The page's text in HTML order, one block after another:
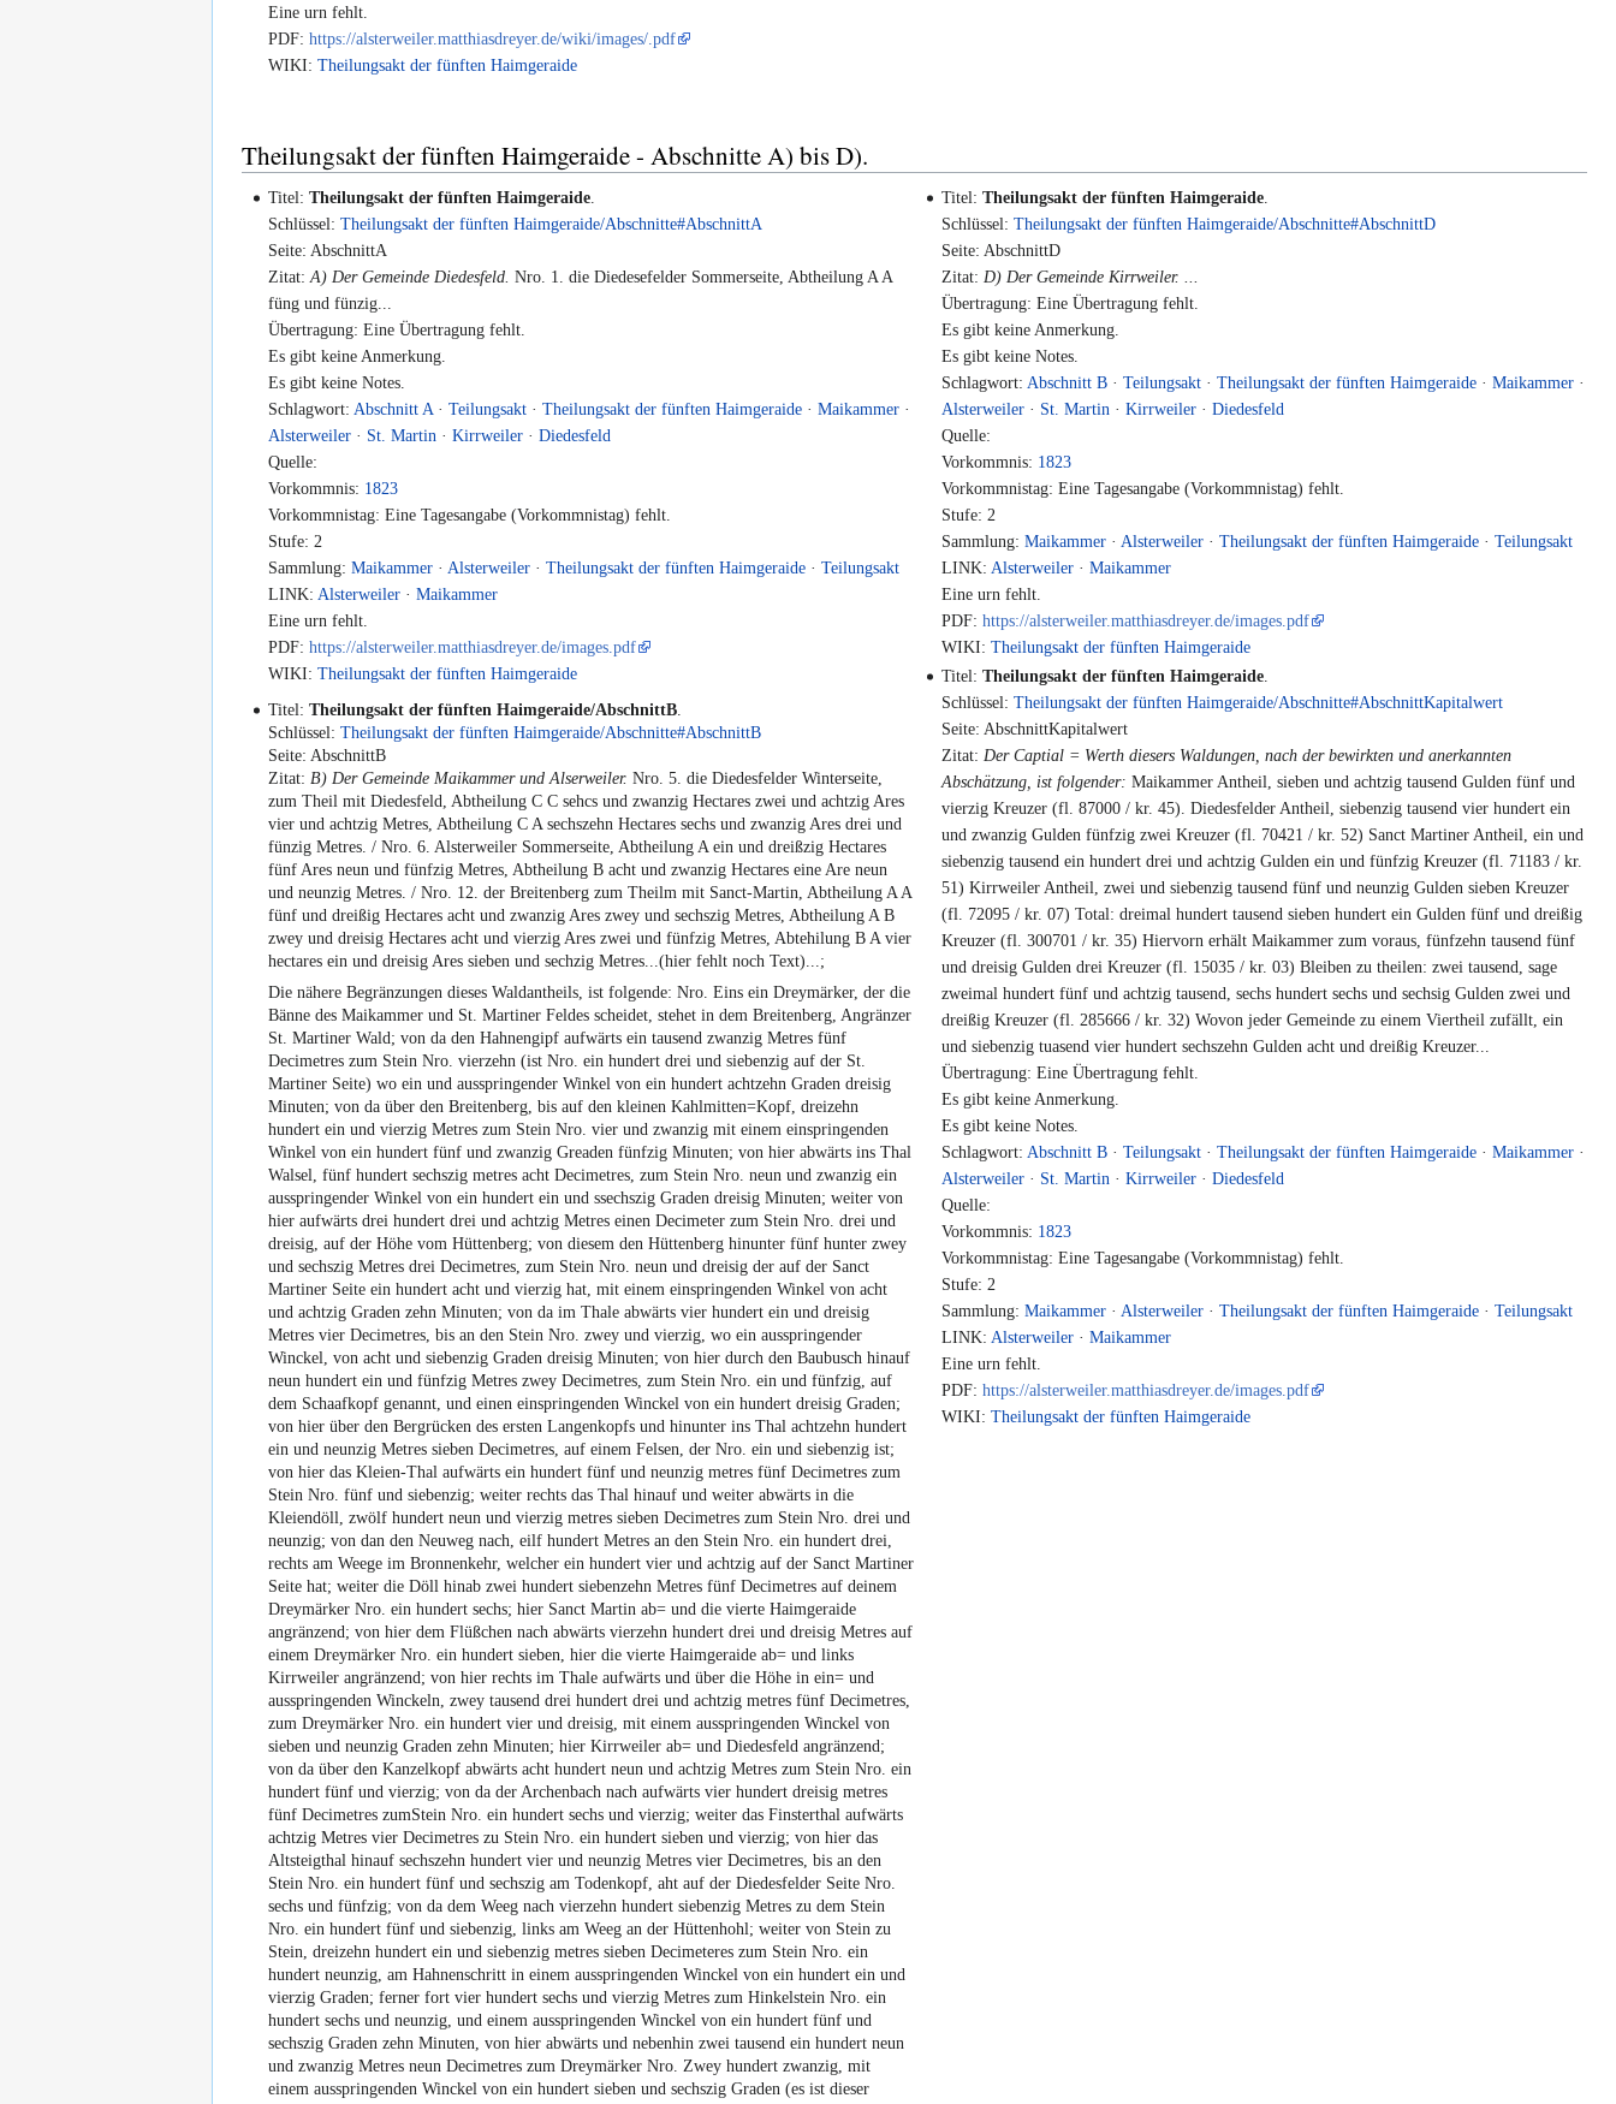
Eine urn fehlt.
PDF:https://alsterweiler.matthiasdreyer.de/wiki/images/.pdf
WIKI:Theilungsakt der fünften Haimgeraide
Theilungsakt der fünften Haimgeraide - Abschnitte A) bis D).
Titel:Theilungsakt der fünften Haimgeraide.
Schlüssel:Theilungsakt der fünften Haimgeraide/Abschnitte#AbschnittA
Seite: AbschnittA
Zitat:A) Der Gemeinde Diedesfeld. Nro. 1. die Diedesefelder Sommerseite, Abtheilung A A
füng und fünzig...
Übertragung: Eine Übertragung fehlt.
Es gibt keine Anmerkung.
Es gibt keine Notes.
Schlagwort:Abschnitt A·Teilungsakt ·Theilungsakt der fünften Haimgeraide ·Maikammer ·
Alsterweiler · St. Martin ·Kirrweiler ·Diedesfeld
Quelle:
Vorkommnis: 1823
Vorkommnistag: Eine Tagesangabe (Vorkommnistag) fehlt.
Stufe: 2
Sammlung:Maikammer ·Alsterweiler ·Theilungsakt der fünften Haimgeraide ·Teilungsakt
LINK:Alsterweiler ·Maikammer
Eine urn fehlt.
PDF:https://alsterweiler.matthiasdreyer.de/images.pdf
WIKI:Theilungsakt der fünften Haimgeraide
Titel:Theilungsakt der fünften Haimgeraide/AbschnittB
Schlüssel:Theilungsakt der fünften Haimgeraide/Abschnitte#AbschnittB
Seite: AbschnittB
Zitat: B) Der Gemeinde Maikammer und Alserweiler. Nro. 5. die Diedesfelder Winterseite,
zum Theil mit Diedesfeld, Abtheilung C C sehcs und zwanzig Hectares zwei und achtzig Ares
vier und achtzig Metres, Abtheilung C A sechszehn Hectares sechs und zwanzig Ares drei und
fünzig Metres. / Nro. 6. Alsterweiler Sommerseite, Abtheilung A ein und dreißzig Hectares
fünf Ares neun und fünfzig Metres, Abtheilung B acht und zwanzig Hectares eine Are neun
und neunzig Metres. / Nro. 12. der Breitenberg zum Theilm mit Sanct-Martin, Abtheilung A A
fünf und dreißig Hectares acht und zwanzig Ares zwey und sechszig Metres, Abtheilung A B
zwey und dreisig Hectares acht und vierzig Ares zwei und fünfzig Metres, Abtehilung B A vier
hectares ein und dreisig Ares sieben und sechzig Metres...(hier fehlt noch Text)...;
Die nähere Begränzungen dieses Waldantheils, ist folgende: Nro. Eins ein Dreymärker, der die
Bänne des Maikammer und St. Martiner Feldes scheidet, stehet in dem Breitenberg, Angränzer
St. Martiner Wald; von da den Hahnengipf aufwärts ein tausend zwanzig Metres fünf
Decimetres zum Stein Nro. vierzehn (ist Nro. ein hundert drei und siebenzig auf der St.
Martiner Seite) wo ein und ausspringender Winkel von ein hundert achtzehn Graden dreisig
Minuten; von da über den Breitenberg, bis auf den kleinen Kahlmitten=Kopf, dreizehn
hundert ein und vierzig Metres zum Stein Nro. vier und zwanzig mit einem einspringenden
Winkel von ein hundert fünf und zwanzig Greaden fünfzig Minuten; von hier abwärts ins Thal
Walsel, fünf hundert sechszig metres acht Decimetres, zum Stein Nro. neun und zwanzig ein
ausspringender Winkel von ein hundert ein und ssechszig Graden dreisig Minuten; weiter von
hier aufwärts drei hundert drei und achtzig Metres einen Decimeter zum Stein Nro. drei und
dreisig, auf der Höhe vom Hüttenberg; von diesem den Hüttenberg hinunter fünf hunter zwey
und sechszig Metres drei Decimetres, zum Stein Nro. neun und dreisig der auf der Sanct
Martiner Seite ein hundert acht und vierzig hat, mit einem einspringenden Winkel von acht
und achtzig Graden zehn Minuten; von da im Thale abwärts vier hundert ein und dreisig
Metres vier Decimetres, bis an den Stein Nro. zwey und vierzig, wo ein ausspringender
Winckel, von acht und siebenzig Graden dreisig Minuten; von hier durch den Baubusch hinauf
neun hundert ein und fünfzig Metres zwey Decimetres, zum Stein Nro. ein und fünfzig, auf
dem Schaafkopf genannt, und einen einspringenden Winckel von ein hundert dreisig Graden;
von hier über den Bergrücken des ersten Langenkopfs und hinunter ins Thal achtzehn hundert
ein und neunzig Metres sieben Decimetres, auf einem Felsen, der Nro. ein und siebenzig ist;
von hier das Kleien-Thal aufwärts ein hundert fünf und neunzig metres fünf Decimetres zum
Stein Nro. fünf und siebenzig; weiter rechts das Thal hinauf und weiter abwärts in die
Kleiendöll, zwölf hundert neun und vierzig metres sieben Decimetres zum Stein Nro. drei und
neunzig; von dan den Neuweg nach, eilf hundert Metres an den Stein Nro. ein hundert drei,
rechts am Weege im Bronnenkehr, welcher ein hundert vier und achtzig auf der Sanct Martiner
Seite hat; weiter die Döll hinab zwei hundert siebenzehn Metres fünf Decimetres auf deinem
Dreymärker Nro. ein hundert sechs; hier Sanct Martin ab= und die vierte Haimgeraide
angränzend; von hier dem Flüßchen nach abwärts vierzehn hundert drei und dreisig Metres auf
einem Dreymärker Nro. ein hundert sieben, hier die vierte Haimgeraide ab= und links
Kirrweiler angränzend; von hier rechts im Thale aufwärts und über die Höhe in ein= und
ausspringenden Winckeln, zwey tausend drei hundert drei und achtzig metres fünf Decimetres,
zum Dreymärker Nro. ein hundert vier und dreisig, mit einem ausspringenden Winckel von
sieben und neunzig Graden zehn Minuten; hier Kirrweiler ab= und Diedesfeld angränzend;
von da über den Kanzelkopf abwärts acht hundert neun und achtzig Metres zum Stein Nro. ein
hundert fünf und vierzig; von da der Archenbach nach aufwärts vier hundert dreisig metres
fünf Decimetres zumStein Nro. ein hundert sechs und vierzig; weiter das Finsterthal aufwärts
achtzig Metres vier Decimetres zu Stein Nro. ein hundert sieben und vierzig; von hier das
Altsteigthal hinauf sechszehn hundert vier und neunzig Metres vier Decimetres, bis an den
Stein Nro. ein hundert fünf und sechszig am Todenkopf, aht auf der Diedesfelder Seite Nro.
sechs und fünfzig; von da dem Weeg nach vierzehn hundert siebenzig Metres zu dem Stein
Nro. ein hundert fünf und siebenzig, links am Weeg an der Hüttenhohl; weiter von Stein zu
Stein, dreizehn hundert ein und siebenzig metres sieben Decimeteres zum Stein Nro. ein
hundert neunzig, am Hahnenschritt in einem ausspringenden Winckel von ein hundert ein und
vierzig Graden; ferner fort vier hundert sechs und vierzig Metres zum Hinkelstein Nro. ein
hundert sechs und neunzig, und einem ausspringenden Winckel von ein hundert fünf und
sechszig Graden zehn Minuten, von hier abwärts und nebenhin zwei tausend ein hundert neun
und zwanzig Metres neun Decimetres zum Dreymärker Nro. Zwey hundert zwanzig, mit
einem ausspringenden Winckel von ein hundert sieben und sechszig Graden (es ist dieser
Titel: Theilungsakt der fünften Haimgeraide.
Schlüssel: Theilungsakt der fünften Haimgeraide/Abschnitte#AbschnittD
Seite: AbschnittD
Zitat: D) Der Gemeinde Kirrweiler. ...
Übertragung: Eine Übertragung fehlt.
Es gibt keine Anmerkung.
Es gibt keine Notes.
Schlagwort: Abschnitt B· Teilungsakt· Theilungsakt der fünften Haimgeraide· Maikammer·
Alsterweiler· St. Martin· Kirrweiler· Diedesfeld
Quelle:
Vorkommnis: 1823
Vorkommnistag: Eine Tagesangabe (Vorkommnistag) fehlt.
Stufe: 2
Sammlung: Maikammer· Alsterweiler· Theilungsakt der fünften Haimgeraide· Teilungsakt
LINK: Alsterweiler· Maikammer
Eine urn fehlt.
PDF: https://alsterweiler.matthiasdreyer.de/images.pdf
WIKI: Theilungsakt der fünften Haimgeraide
Titel: Theilungsakt der fünften Haimgeraide.
Schlüssel: Theilungsakt der fünften Haimgeraide/Abschnitte#AbschnittKapitalwert
Seite: AbschnittKapitalwert
Zitat: Der Captial = Werth diesers Waldungen, nach der bewirkten und anerkannten
Abschätzung, ist folgender: Maikammer Antheil, sieben und achtzig tausend Gulden fünf und
vierzig Kreuzer (fl. 87000 / kr. 45). Diedesfelder Antheil, siebenzig tausend vier hundert ein
und zwanzig Gulden fünfzig zwei Kreuzer (fl. 70421 / kr. 52) Sanct Martiner Antheil, ein und
siebenzig tausend ein hundert drei und achtzig Gulden ein und fünfzig Kreuzer (fl. 71183 / kr.
51) Kirrweiler Antheil, zwei und siebenzig tausend fünf und neunzig Gulden sieben Kreuzer
(fl. 72095 / kr. 07) Total: dreimal hundert tausend sieben hundert ein Gulden fünf und dreißig
Kreuzer (fl. 300701 / kr. 35) Hiervorn erhält Maikammer zum voraus, fünfzehn tausend fünf
und dreisig Gulden drei Kreuzer (fl. 15035 / kr. 03) Bleiben zu theilen: zwei tausend, sage
zweimal hundert fünf und achtzig tausend, sechs hundert sechs und sechsig Gulden zwei und
dreißig Kreuzer (fl. 285666 / kr. 32) Wovon jeder Gemeinde zu einem Viertheil zufällt, ein
und siebenzig tuasend vier hundert sechszehn Gulden acht und dreißig Kreuzer...
Übertragung: Eine Übertragung fehlt.
Es gibt keine Anmerkung.
Es gibt keine Notes.
Schlagwort: Abschnitt B· Teilungsakt· Theilungsakt der fünften Haimgeraide· Maikammer·
Alsterweiler· St. Martin · Kirrweiler· Diedesfeld
Quelle:
Vorkommnis: 1823
Vorkommnistag: Eine Tagesangabe (Vorkommnistag) fehlt.
Stufe: 2
Sammlung: Maikammer· Alsterweiler· Theilungsakt der fünften Haimgeraide· Teilungsakt
LINK: Alsterweiler· Maikammer
Eine urn fehlt.
PDF: https://alsterweiler.matthiasdreyer.de/images.pdf
WIKI: Theilungsakt der fünften Haimgeraide